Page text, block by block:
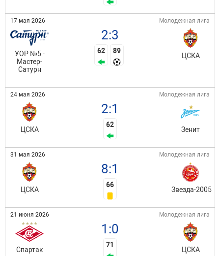
17 мая 2026 Молодежная лига
УОР №5 -
Мастер-
Сатурн
2:3
62 89
ЦСКА
24 мая 2026 Молодежная лига
ЦСКА
2:1
62
Зенит
31 мая 2026 Молодежная лига
ЦСКА
8:1
66
Звезда-2005
21 июня 2026 Молодежная лига
Спартак
1:0
71
ЦСКА